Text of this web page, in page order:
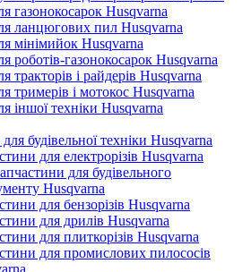
газонокосарок Husqvarna
ланцюгових пил Husqvarna
мінімийок Husqvarna
роботів-газонокосарок Husqvarna
тракторів і райдерів Husqvarna
тримерів і мотокос Husqvarna
іншої техніки Husqvarna
будівельної техніки Husqvarna
для електрорізів Husqvarna
для будівельного
Husqvarna
для бензорізів Husqvarna
для дрилів Husqvarna
для плиткорізів Husqvarna
для промислових пилососів